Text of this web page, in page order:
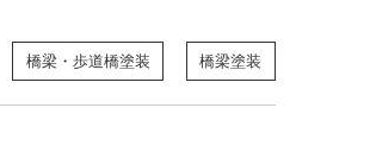
橋梁・歩道橋塗装 橋梁塗装